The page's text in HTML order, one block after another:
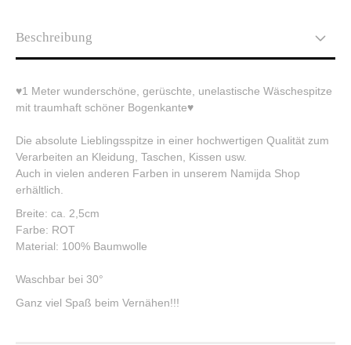
Beschreibung
♥1 Meter wunderschöne, gerüschte, unelastische Wäschespitze
mit traumhaft schöner Bogenkante♥
Die absolute Lieblingsspitze in einer hochwertigen Qualität zum
Verarbeiten an Kleidung, Taschen, Kissen usw.
Auch in vielen anderen Farben in unserem Namijda Shop
erhältlich.
Breite: ca. 2,5cm
Farbe: ROT
Material: 100% Baumwolle
Waschbar bei 30°
Ganz viel Spaß beim Vernähen!!!